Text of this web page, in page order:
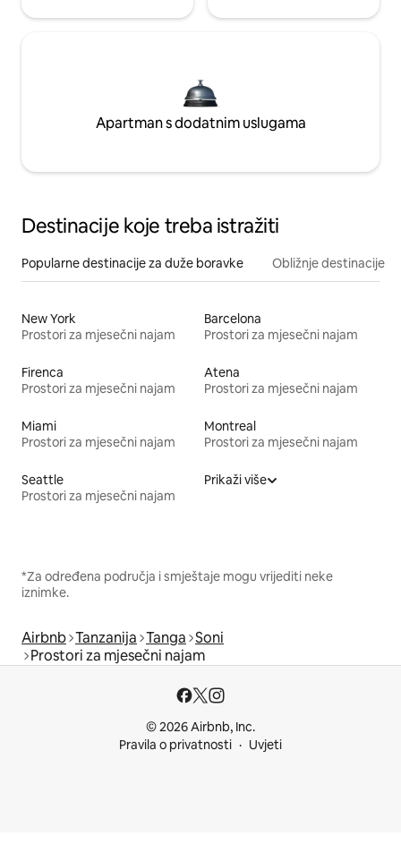
Apartman s dodatnim uslugama
Destinacije koje treba istražiti
Popularne destinacije za duže boravke Obližnje destinacije
New York
Prostori za mjesečni najam
Barcelona
Prostori za mjesečni najam
Firenca
Prostori za mjesečni najam
Atena
Prostori za mjesečni najam
Miami
Prostori za mjesečni najam
Montreal
Prostori za mjesečni najam
Seattle
Prostori za mjesečni najam
Prikaži više
*Za određena područja i smještaje mogu vrijediti neke
iznimke.
Airbnb Tanzanija Tanga Soni
Prostori za mjesečni najam
© 2026 Airbnb, Inc.
Pravila o privatnosti
Uvjeti